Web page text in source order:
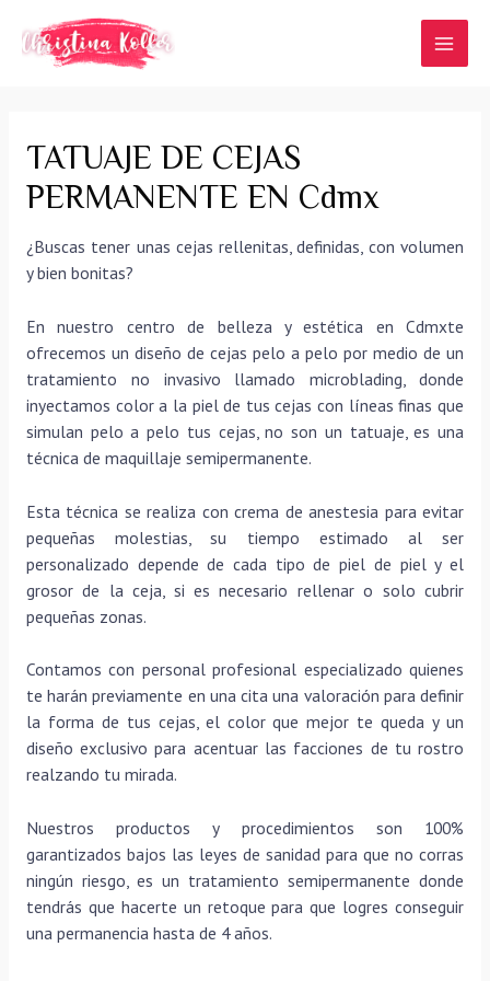
contenido
TATUAJE DE CEJAS
PERMANENTE EN Cdmx
¿Buscas tener unas cejas rellenitas, definidas, con volumen
y bien bonitas?
En nuestro centro de belleza y estética en Cdmxte
ofrecemos un diseño de cejas pelo a pelo por medio de un
tratamiento no invasivo llamado microblading, donde
inyectamos color a la piel de tus cejas con líneas finas que
simulan pelo a pelo tus cejas, no son un tatuaje, es una
técnica de maquillaje semipermanente.
Esta técnica se realiza con crema de anestesia para evitar
pequeñas molestias, su tiempo estimado al ser
personalizado depende de cada tipo de piel de piel y el
grosor de la ceja, si es necesario rellenar o solo cubrir
pequeñas zonas.
Contamos con personal profesional especializado quienes
te harán previamente en una cita una valoración para definir
la forma de tus cejas, el color que mejor te queda y un
diseño exclusivo para acentuar las facciones de tu rostro
realzando tu mirada.
Nuestros productos y procedimientos son 100%
garantizados bajos las leyes de sanidad para que no corras
ningún riesgo, es un tratamiento semipermanente donde
tendrás que hacerte un retoque para que logres conseguir
una permanencia hasta de 4 años.